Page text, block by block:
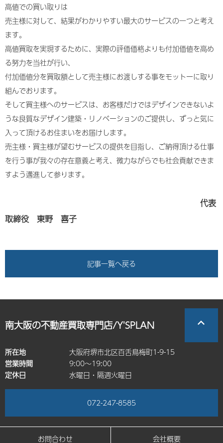
高値での買い取りは
売主様に対して、結果がわかりやすい最大のサービスの一つと考え
ます。
高値買取を実現するために、実際の評価価格よりも付加価値を高め
る努力を当社が行い、
付加価値分を買取額として売主様にお渡しする事をモットーに取り
組んでおります。
そして買主様へのサービスは、お客様だけではデザインできないよ
うな良質なデザイン建築・リノベーションのご提供し、ずっと気に
入って頂けるお住まいをお届けします。
売主様・買主様が望むサービスの提供を目指し、ご納得頂ける仕事
を行う事が我々の存在意義と考え、微力ながらでも社会貢献できま
すよう邁進して参ります。
代表
取締役 東野 喜子
記事一覧へ戻る
南大阪の不動産買取専門店/Y'SPLAN
所在地
大阪府堺市北区百舌鳥梅町1-9-15
営業時間
9:00～19:00
定休日
水曜日・隔週火曜日
072-247-8585
お問合わせ 会社概要